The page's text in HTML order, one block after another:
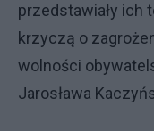
przedstawiały ich
krzyczą o
wolności
Jarosława